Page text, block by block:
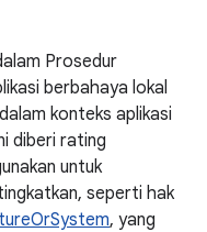
Prosedur
berbahaya lokal
konteks aplikasi
diberi rating
untuk
seperti hak
, yang